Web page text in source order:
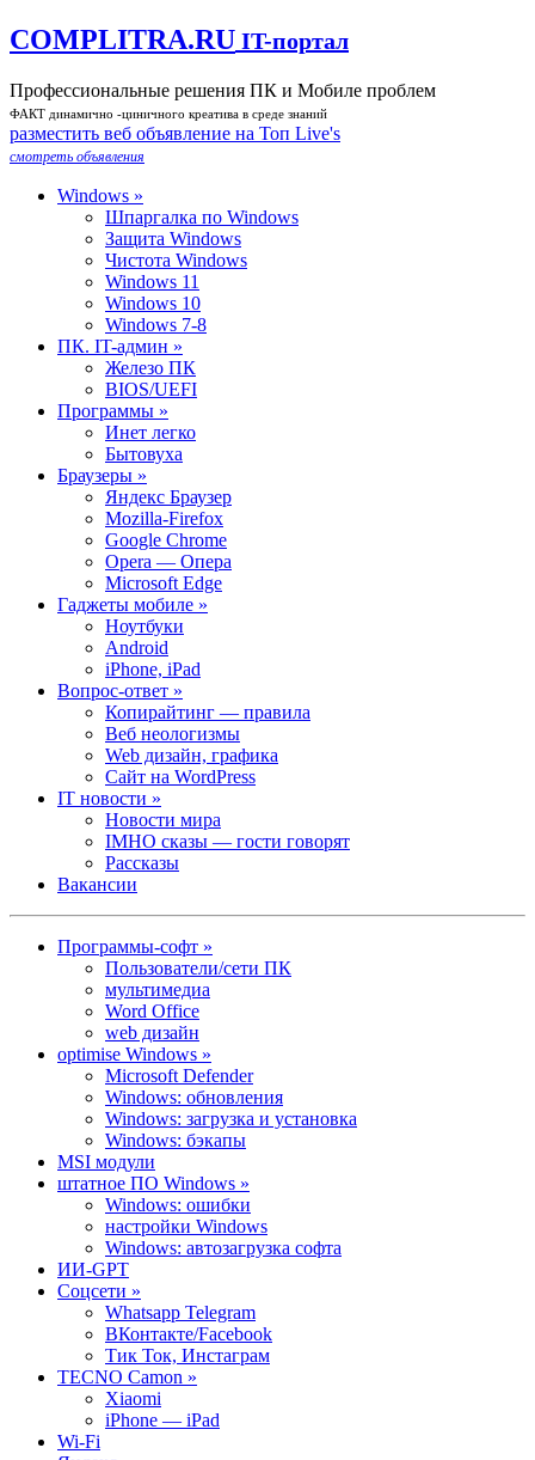
COMPLITRA.RU IT-портал
Профессиональные решения ПК и Мобиле проблем
ФАКТ динамично -циничного креатива в среде знаний
разместить веб объявление на Toп Live's
смотреть объявления
Windows »
Шпаргалка по Windows
Защита Windows
Чистота Windows
Windows 11
Windows 10
Windows 7-8
ПК. IT-админ »
Железо ПК
BIOS/UEFI
Программы »
Инет легко
Бытовуха
Браузеры »
Яндекс Браузер
Mozilla-Firefox
Google Chrome
Opera — Опера
Microsoft Edge
Гаджеты мобиле »
Ноутбуки
Android
iPhone, iPad
Вопрос-ответ »
Копирайтинг — правила
Веб неологизмы
Web дизайн, графика
Сайт на WordPress
IT новости »
Новости мира
IMHO сказы — гости говорят
Рассказы
Вакансии
Программы-софт »
Пользователи/сети ПК
мультимедиа
Word Office
web дизайн
optimise Windows »
Microsoft Defender
Windows: обновления
Windows: загрузка и установка
Windows: бэкапы
MSI модули
штатное ПО Windows »
Windows: ошибки
настройки Windows
Windows: автозагрузка софта
ИИ-GPT
Cоцсети »
Whatsapp Telegram
ВКонтакте/Facebook
Тик Ток, Инстаграм
TECNO Camon »
Xiaomi
iPhone — iPad
Wi-Fi